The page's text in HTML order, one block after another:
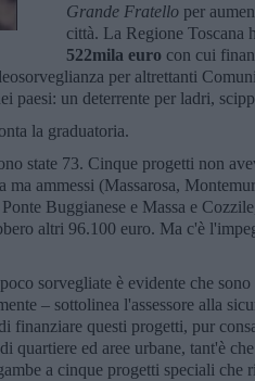
Grande Fratello per
città. La Regione Toscana
522mila euro con cui
per altrettanti
paesi: un deterrente per ladri,
la graduatoria.
state 73. Cinque progetti non
ammessi (Massarosa,
Buggianese e Massa e
altri 96.100 euro. Ma c'è
sorvegliate è evidente che
– sottolinea l'assessore alla
finanziare questi progetti, pur
quartiere ed aree urbane, tant'è
a cinque progetti speciali che